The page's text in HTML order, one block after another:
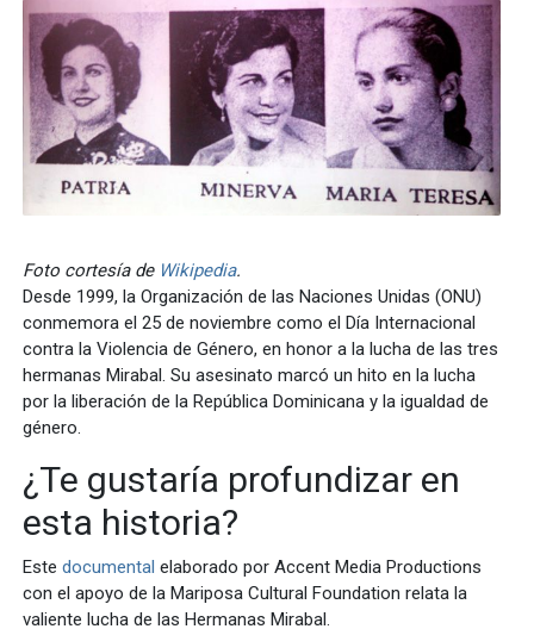
Foto cortesía de Wikipedia.
Desde 1999, la Organización de las Naciones Unidas (ONU)
conmemora el 25 de noviembre como el Día Internacional
contra la Violencia de Género, en honor a la lucha de las tres
hermanas Mirabal. Su asesinato marcó un hito en la lucha
por la liberación de la República Dominicana y la igualdad de
género.
¿Te gustaría profundizar en
esta historia?
Estedocumental elaborado por Accent Media Productions
con el apoyo de la Mariposa Cultural Foundation relata la
valiente lucha de las Hermanas Mirabal.